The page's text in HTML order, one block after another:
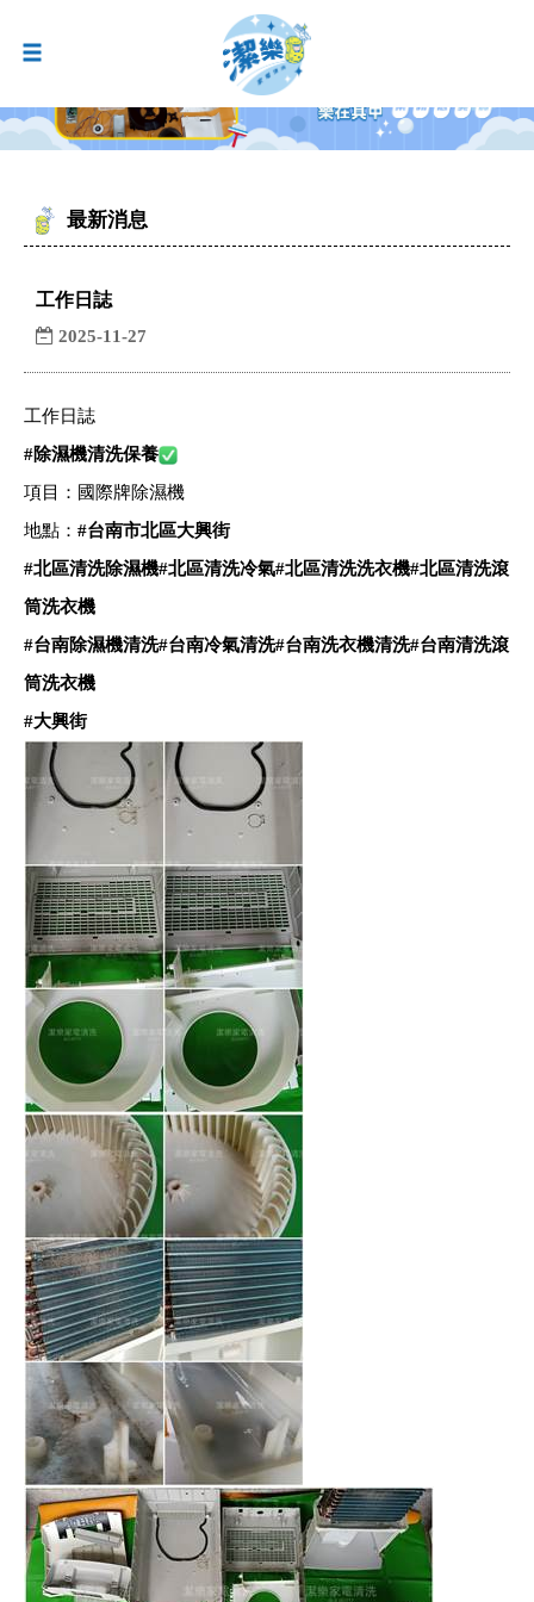
最新消息
工作日誌
2025-11-27
工作日誌
#除濕機清洗保養
項目：國際牌除濕機
地點： #台南市北區大興街
#北區清洗除濕機#北區清洗冷氣#北區清洗洗衣機#北區清洗滾
筒洗衣機
#台南除濕機清洗#台南冷氣清洗#台南洗衣機清洗#台南清洗滾
筒洗衣機
#大興街